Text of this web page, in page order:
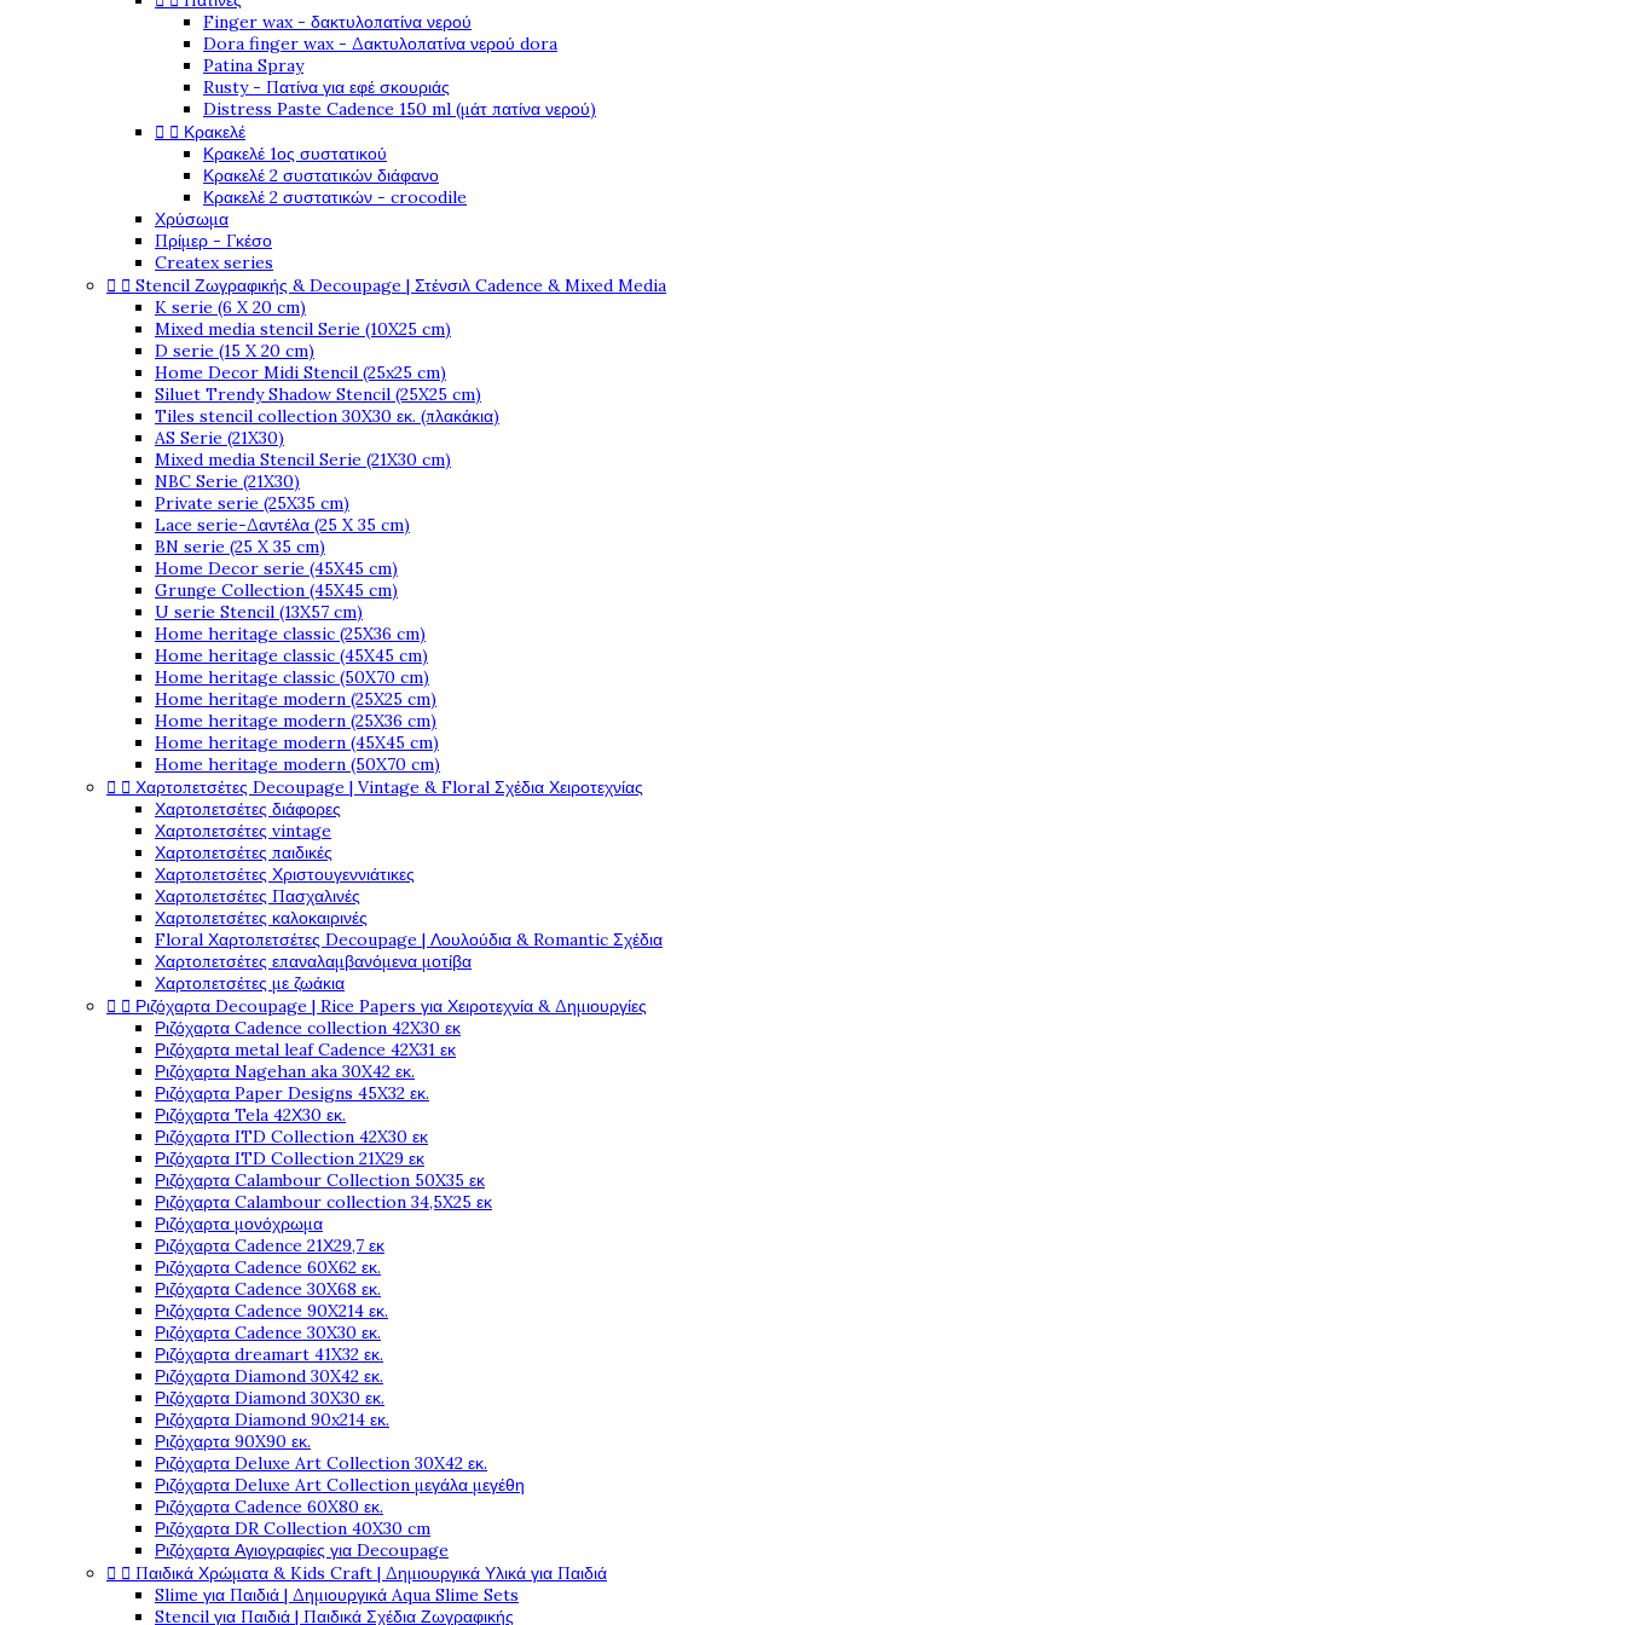
Finger wax - δακτυλοπατίνα νερού
Dora finger wax - Δακτυλοπατίνα νερού dora
Patina Spray
Rusty - Πατίνα για εφέ σκουριάς
Distress Paste Cadence 150 ml (μάτ πατίνα νερού)
  Κρακελέ
Κρακελέ 1ος συστατικού
Κρακελέ 2 συστατικών διάφανο
Κρακελέ 2 συστατικών - crocodile
Χρύσωμα
Πρίμερ - Γκέσο
Createx series
  Stencil Ζωγραφικής & Decoupage | Στένσιλ Cadence & Mixed Media
K serie (6 X 20 cm)
Mixed media stencil Serie (10X25 cm)
D serie (15 X 20 cm)
Home Decor Midi Stencil (25x25 cm)
Siluet Trendy Shadow Stencil (25X25 cm)
Tiles stencil collection 30X30 εκ. (πλακάκια)
AS Serie (21X30)
Mixed media Stencil Serie (21X30 cm)
NBC Serie (21X30)
Private serie (25X35 cm)
Lace serie-Δαντέλα (25 X 35 cm)
BN serie (25 X 35 cm)
Home Decor serie (45X45 cm)
Grunge Collection (45X45 cm)
U serie Stencil (13X57 cm)
Home heritage classic (25X36 cm)
Home heritage classic (45X45 cm)
Home heritage classic (50X70 cm)
Home heritage modern (25X25 cm)
Home heritage modern (25X36 cm)
Home heritage modern (45X45 cm)
Home heritage modern (50X70 cm)
  Χαρτοπετσέτες Decoupage | Vintage & Floral Σχέδια Χειροτεχνίας
Χαρτοπετσέτες διάφορες
Χαρτοπετσέτες vintage
Χαρτοπετσέτες παιδικές
Χαρτοπετσέτες Χριστουγεννιάτικες
Χαρτοπετσέτες Πασχαλινές
Χαρτοπετσέτες καλοκαιρινές
Floral Χαρτοπετσέτες Decoupage | Λουλούδια & Romantic Σχέδια
Χαρτοπετσέτες επαναλαμβανόμενα μοτίβα
Χαρτοπετσέτες με ζωάκια
  Ριζόχαρτα Decoupage | Rice Papers για Χειροτεχνία & Δημιουργίες
Ριζόχαρτα Cadence collection 42X30 εκ
Ριζόχαρτα metal leaf Cadence 42X31 εκ
Ριζόχαρτα Nagehan aka 30X42 εκ.
Ριζόχαρτα Paper Designs 45X32 εκ.
Ριζόχαρτα Tela 42Χ30 εκ.
Ριζόχαρτα ITD Collection 42X30 εκ
Ριζόχαρτα ITD Collection 21X29 εκ
Ριζόχαρτα Calambour Collection 50X35 εκ
Ριζόχαρτα Calambour collection 34,5X25 εκ
Ριζόχαρτα μονόχρωμα
Ριζόχαρτα Cadence 21Χ29,7 εκ
Ριζόχαρτα Cadence 60X62 εκ.
Ριζόχαρτα Cadence 30X68 εκ.
Ριζόχαρτα Cadence 90X214 εκ.
Ριζόχαρτα Cadence 30X30 εκ.
Ριζόχαρτα dreamart 41X32 εκ.
Ριζόχαρτα Diamond 30X42 εκ.
Ριζόχαρτα Diamond 30X30 εκ.
Ριζόχαρτα Diamond 90x214 εκ.
Ριζόχαρτα 90X90 εκ.
Ριζόχαρτα Deluxe Art Collection 30X42 εκ.
Ριζόχαρτα Deluxe Art Collection μεγάλα μεγέθη
Ριζόχαρτα Cadence 60X80 εκ.
Ριζόχαρτα DR Collection 40X30 cm
Ριζόχαρτα Αγιογραφίες για Decoupage
  Παιδικά Χρώματα & Kids Craft | Δημιουργικά Υλικά για Παιδιά
Slime για Παιδιά | Δημιουργικά Aqua Slime Sets
Stencil για Παιδιά | Παιδικά Σχέδια Ζωγραφικής